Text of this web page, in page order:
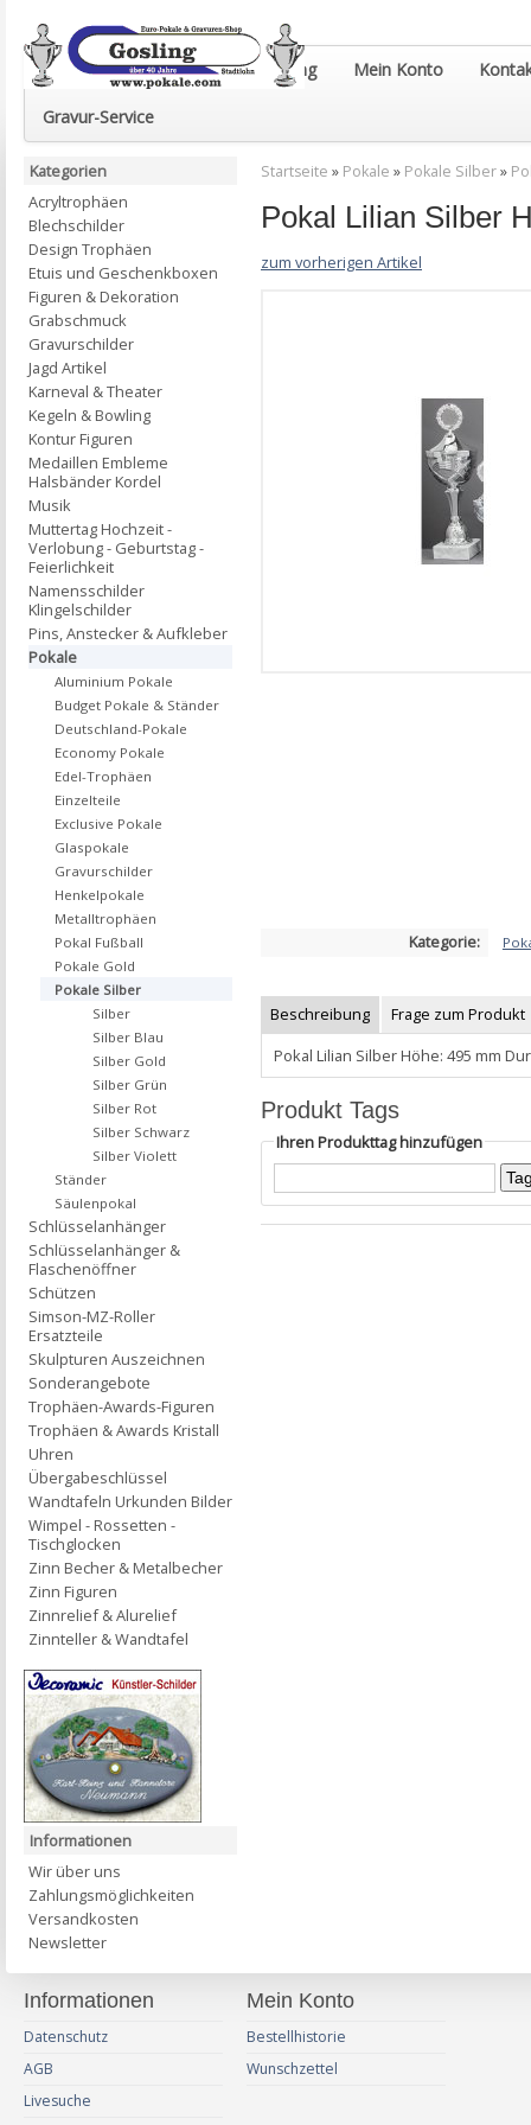
Euro-Pokale & Gravur-Shop Gosling Mein Konto
Gravur-Service
Startseite » Pokale » Pokale Silber»
Pokal Lilian Silber
zum vorherigen Artikel
Kategorie:
Beschreibung
Frage zum Produkt
Pokal Lilian Silber Höhe: 495 mm
Produkt Tags
Ihren Produkttag hinzufügen
Kategorien
Acryltrophäen
Blechschilder
Design Trophäen
Etuis und Geschenkboxen
Figuren & Dekoration
Grabschmuck
Gravurschilder
Jagd Artikel
Karneval & Theater
Kegeln & Bowling
Kontur Figuren
Medaillen Embleme
Halsbänder Kordel
Musik
Muttertag Hochzeit -
Verlobung - Geburtstag -
Feierlichkeit
Namensschilder
Klingelschilder
Pins, Anstecker & Aufkleber
Pokale
Aluminium Pokale
Budget Pokale & Ständer
Deutschland-Pokale
Economy Pokale
Edel-Trophäen
Einzelteile
Exclusive Pokale
Glaspokale
Gravurschilder
Henkelpokale
Metalltrophäen
Pokal Fußball
Pokale Gold
Pokale Silber
Silber
Silber Blau
Silber Gold
Silber Grün
Silber Rot
Silber Schwarz
Silber Violett
Ständer
Säulenpokal
Schlüsselanhänger
Schlüsselanhänger &
Flaschenöffner
Schützen
Simson-MZ-Roller
Ersatzteile
Skulpturen Auszeichnen
Sonderangebote
Trophäen-Awards-Figuren
Trophäen & Awards Kristall
Uhren
Übergabeschlüssel
Wandtafeln Urkunden Bilder
Wimpel - Rossetten -
Tischglocken
Zinn Becher & Metalbecher
Zinn Figuren
Zinnrelief & Alurelief
Zinnteller & Wandtafel
Informationen
Wir über uns
Zahlungsmöglichkeiten
Versandkosten
Newsletter
Informationen
Datenschutz
AGB
Livesuche
Mein Konto
Bestellhistorie
Wunschzettel